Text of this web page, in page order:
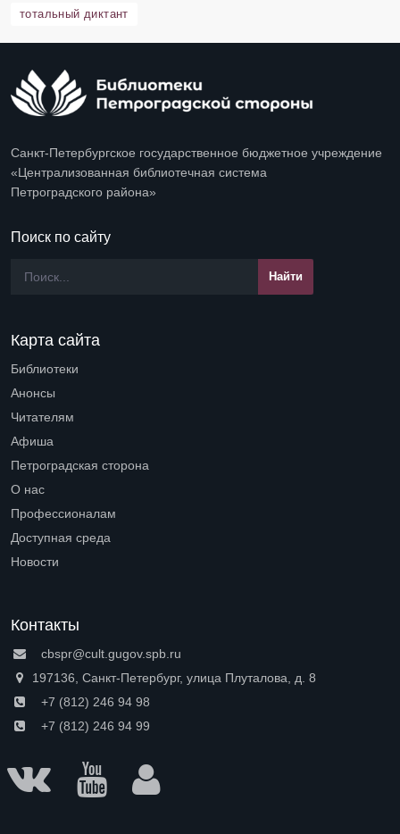
тотальный диктант
Санкт-Петербургское государственное бюджетное учреждение
«Централизованная библиотечная система
Петроградского района»
Поиск по сайту
Карта сайта
Библиотеки
Анонсы
Читателям
Афиша
Петроградская сторона
О нас
Профессионалам
Доступная среда
Новости
Контакты
cbspr@cult.gugov.spb.ru
197136, Санкт-Петербург, улица Плуталова, д. 8
+7 (812) 246 94 98
+7 (812) 246 94 99